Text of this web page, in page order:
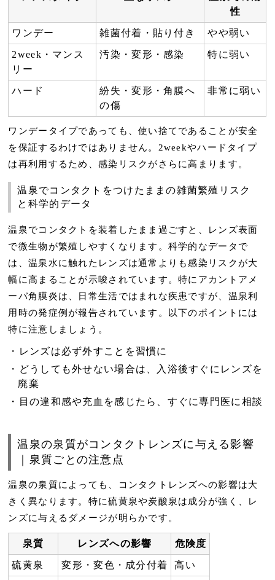
性
ワンデー 雑菌付着・貼り付き やや弱い
2week・マンス
リー
汚染・変形・感染 特に弱い
ハード
紛失・変形・角膜へ
の傷
非常に弱い
ワンデータイプであっても、使い捨てであることが安全
を保証するわけではありません。2weekやハードタイプ
は再利用するため、感染リスクがさらに高まります。
温泉でコンタクトをつけたままの雑菌繁殖リスク
と科学的データ
温泉でコンタクトを装着したまま過ごすと、レンズ表面
で微生物が繁殖しやすくなります。科学的なデータで
は、 温泉水に触れたレンズは通常よりも感染リスクが大
幅に高まる ことが示唆されています。特にアカントアメ
ーバ角膜炎は、日常生活ではまれな疾患ですが、温泉利
用時の発症例が報告されています。以下のポイントには
特に注意しましょう。
レンズは必ず外すことを習慣に
どうしても外せない場合は、入浴後すぐにレンズを
廃棄
目の違和感や充血を感じたら、すぐに専門医に相談
温泉の泉質がコンタクトレンズに与える影響
｜泉質ごとの注意点
温泉の泉質によっても、コンタクトレンズへの影響は大
きく異なります。特に硫黄泉や炭酸泉 は成分が強く、レ
ンズに与えるダメージが明らかです。
泉質 レンズへの影響 危険度
硫黄泉 変形・変色・成分付着 高い